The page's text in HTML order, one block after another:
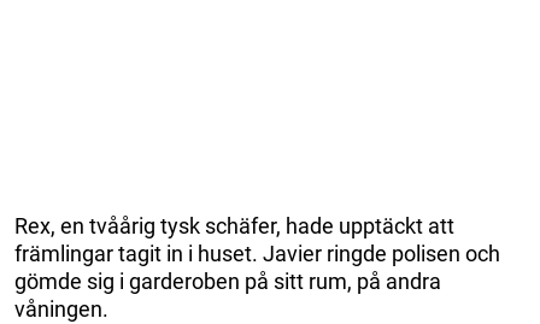
Rex, en tvåårig tysk schäfer, hade upptäckt att
främlingar tagit in i huset. Javier ringde polisen och
gömde sig i garderoben på sitt rum, på andra
våningen.